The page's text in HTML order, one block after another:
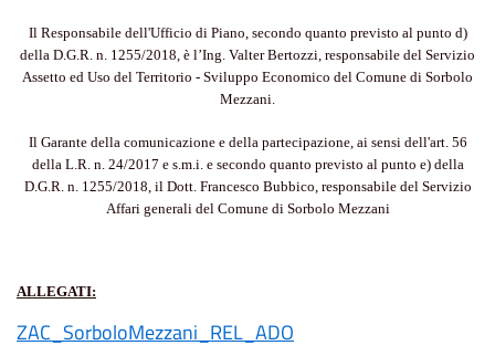
Il Responsabile dell'Ufficio di Piano, secondo quanto previsto al punto d)
della D.G.R. n. 1255/2018, è l’Ing. Valter Bertozzi, responsabile del Servizio
Assetto ed Uso del Territorio - Sviluppo Economico del Comune di Sorbolo
Mezzani.
Il Garante della comunicazione e della partecipazione, ai sensi dell'art. 56
della L.R. n. 24/2017 e s.m.i. e secondo quanto previsto al punto e) della
D.G.R. n. 1255/2018, il Dott. Francesco Bubbico, responsabile del Servizio
Affari generali del Comune di Sorbolo Mezzani
ALLEGATI:
ZAC_SorboloMezzani_REL_ADO